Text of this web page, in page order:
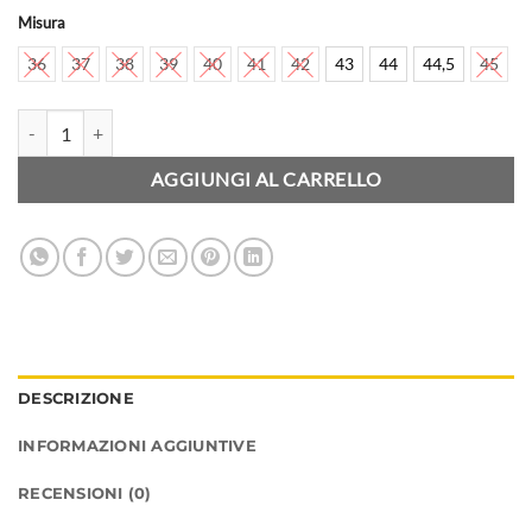
Misura
36 37 38 39 40 41 42 43 44 44,5 45
AGGIUNGI AL CARRELLO
DESCRIZIONE
INFORMAZIONI AGGIUNTIVE
RECENSIONI (0)